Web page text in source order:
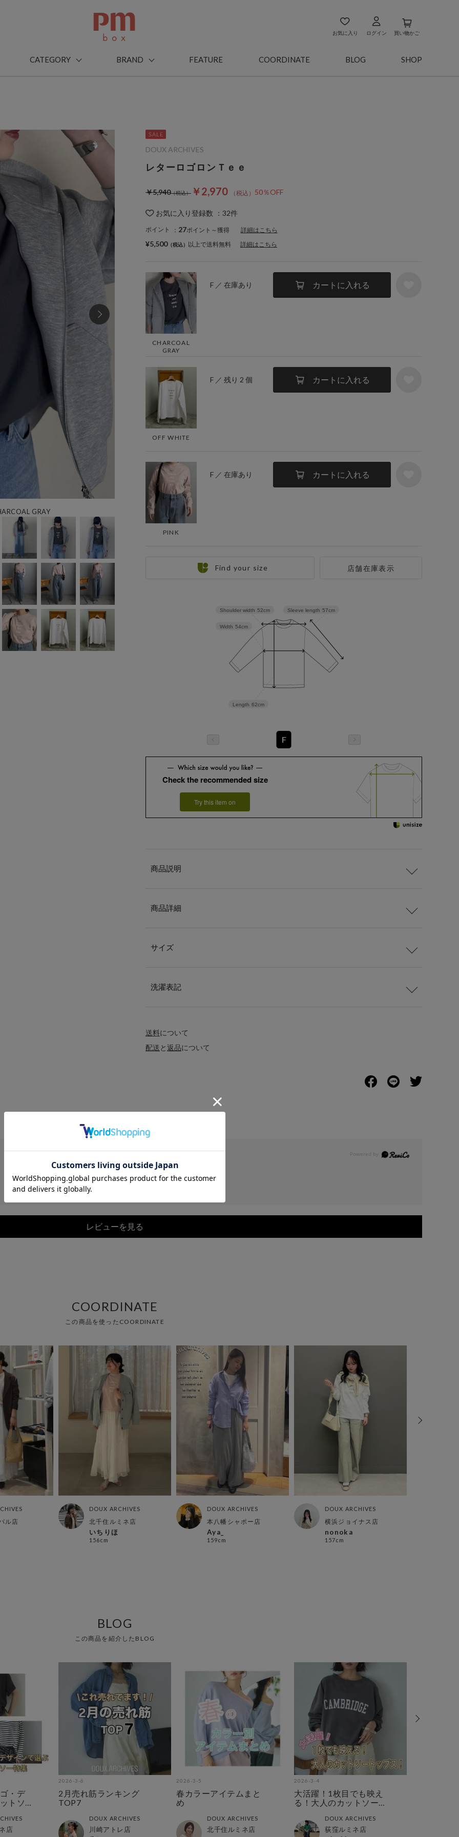
お気に入り ログイン 買い物かご
CATEGORY BRAND FEATURE COORDINATE BLOG SHOP
GRAY
レターロゴロンＴｅｅ
￥2,970 50％OFF
￥5,940
お気に入り登録数 ：32件
ポイント ： 27ポイント～獲得 詳細はこちら
CHARCOAL
GRAY
F ／ 在庫あり カートに入れる
OFF WHITE
F ／ 残り 2 個 カートに入れる
PINK
F ／ 在庫あり カートに入れる
店舗在庫表示
DOUX ARCHIVES
¥5,500 以上で送料無料 詳細はこちら
Find your size
Sleeve length 57cm
Length 62cm
Width 54cm
Shoulder width 52cm
F
Check the recommended size
Try this item on
商品説明
商品詳細
サイズ
洗濯表記
送料について
配送と返品について
レビューを見る
COORDINATE
この商品を使ったCOORDINATE
ル店
DOUX ARCHIVES
北千住ルミネ店
いちりほ
156cm
DOUX ARCHIVES
本八幡シャポー店
Aya_
159cm
DOUX ARCHIVES
横浜ジョイナス店
nonoka
157cm
BLOG
この商品を紹介したBLOG
・デ
トソ
店
2026-3-6
2月売れ筋ランキング
TOP7
DOUX ARCHIVES
川崎アトレ店
2026-3-5
春カラーアイテムまと
め
DOUX ARCHIVES
北千住ルミネ店
2026-3-4
大活躍！1枚目でも映え
る！大人のカットソー
DOUX ARCHIVES
荻窪ルミネ店